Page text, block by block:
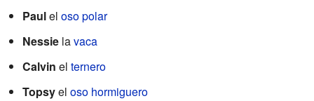
Paulel oso polar
Nessie lavaca
Calvin el ternero
Topsyel oso hormiguero